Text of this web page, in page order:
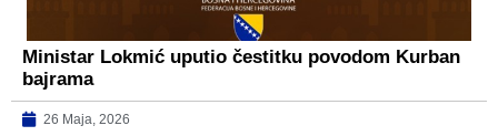
Ministar Lokmić uputio čestitku povodom Kurban
bajrama
26 Maja, 2026